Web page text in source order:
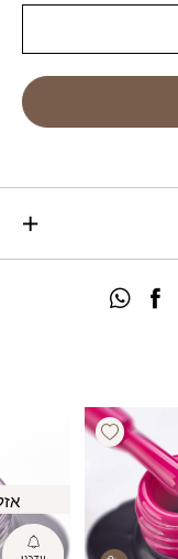
Add wishlist